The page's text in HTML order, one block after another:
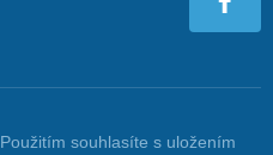
Použitím souhlasíte s uložením